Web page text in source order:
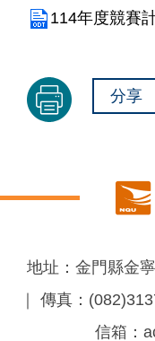
114年度競賽
分享
地址：金門縣金
｜ 傳真：
信箱：